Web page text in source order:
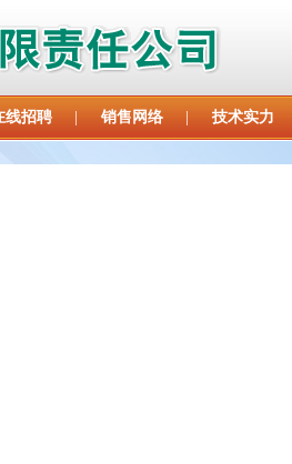
线招聘 销售网络 技术实力